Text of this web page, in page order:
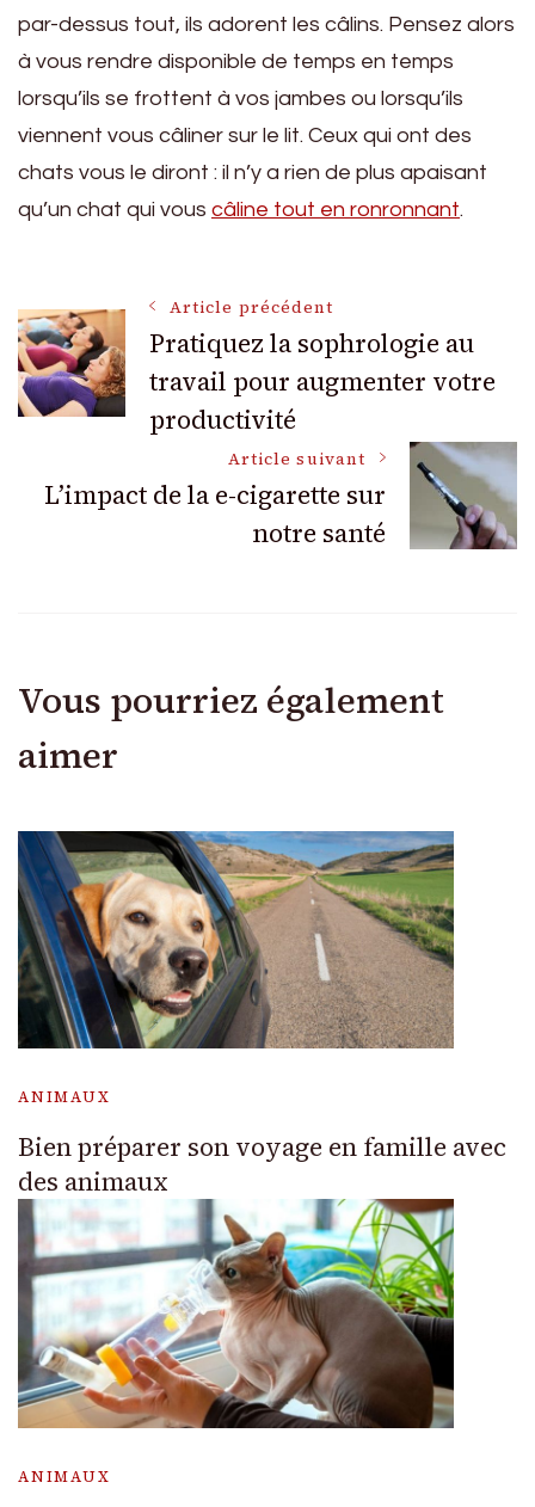
par-dessus tout, ils adorent les câlins. Pensez alors
à vous rendre disponible de temps en temps
lorsqu’ils se frottent à vos jambes ou lorsqu’ils
viennent vous câliner sur le lit. Ceux qui ont des
chats vous le diront : il n’y a rien de plus apaisant
qu’un chat qui vous câline tout en ronronnant.
Navigation
des
articles
Article précédent
Pratiquez la sophrologie au
travail pour augmenter votre
productivité
Article suivant
L’impact de la e-cigarette sur
notre santé
Vous pourriez également
aimer
ANIMAUX
Bien préparer son voyage en famille avec
des animaux
ANIMAUX